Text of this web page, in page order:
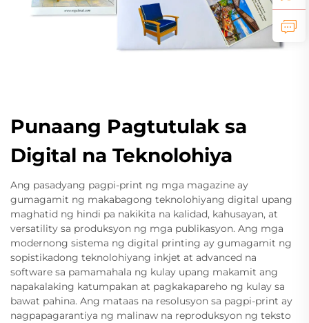
Punaang Pagtutulak sa
Digital na Teknolohiya
Ang pasadyang pagpi-print ng mga magazine ay
gumagamit ng makabagong teknolohiyang digital upang
maghatid ng hindi pa nakikita na kalidad, kahusayan, at
versatility sa produksyon ng mga publikasyon. Ang mga
modernong sistema ng digital printing ay gumagamit ng
sopistikadong teknolohiyang inkjet at advanced na
software sa pamamahala ng kulay upang makamit ang
napakalaking katumpakan at pagkakapareho ng kulay sa
bawat pahina. Ang mataas na resolusyon sa pagpi-print ay
nagpapagarantiya ng malinaw na reproduksyon ng teksto